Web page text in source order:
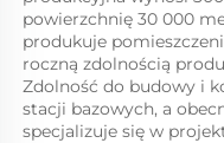
powierzchnię 30 000
produkuje
roczną zdolnością
Zdolność do budowy i
stacji bazowych, a
specjalizuje się w